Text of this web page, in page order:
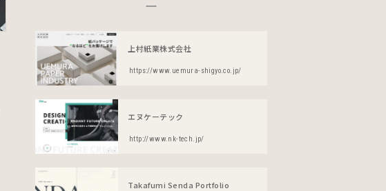
上村紙業株式会社
https://www.uemura-shigyo.co.jp/
エヌケーテック
http://www.nk-tech.jp/
Takafumi Senda Portfolio